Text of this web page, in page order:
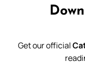
Get our official